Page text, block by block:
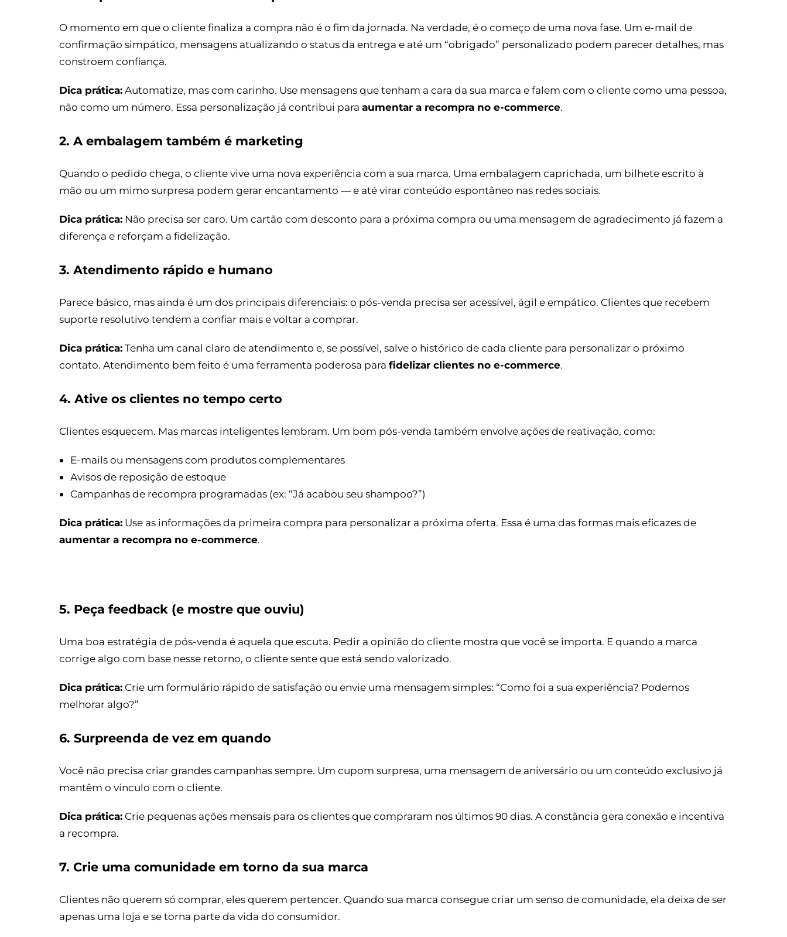
O momento em que o cliente finaliza a compra não é o fim da jornada. Na verdade, é o começo de uma nova fase. Um e-mail de
confirmação simpático, mensagens atualizando o status da entrega e até um “obrigado” personalizado podem parecer detalhes, mas
constroem confiança.
Dica prática:Automatize, mas com carinho. Use mensagens que tenham a cara da sua marca e falem com o cliente como uma pessoa,
não como um número. Essa personalização já contribui para aumentar a recompra no e-commerce.
2. A embalagem também é marketing
Quando o pedido chega, o cliente vive uma nova experiência com a sua marca. Uma embalagem caprichada, um bilhete escrito à
mão ou um mimo surpresa podem gerar encantamento — e até virar conteúdo espontâneo nas redes sociais.
Dica prática: Não precisa ser caro. Um cartão com desconto para a próxima compra ou uma mensagem de agradecimento já fazem a
diferença e reforçam a fidelização.
3. Atendimento rápido e humano
Parece básico, mas ainda é um dos principais diferenciais: o pós-venda precisa ser acessível, ágil e empático. Clientes que recebem
suporte resolutivo tendem a confiar mais e voltar a comprar.
Dica prática:Tenha um canal claro de atendimento e, se possível, salve o histórico de cada cliente para personalizar o próximo
contato. Atendimento bem feito é uma ferramenta poderosa para fidelizar clientes no e-commerce.
4. Ative os clientes no tempo certo
Clientes esquecem. Mas marcas inteligentes lembram. Um bom pós-venda também envolve ações de reativação, como:
E-mails ou mensagens com produtos complementares
Avisos de reposição de estoque
Campanhas de recompra programadas (ex: “Já acabou seu shampoo?”)
Dica prática: Use as informações da primeira compra para personalizar a próxima oferta. Essa é uma das formas mais eficazes de
aumentar a recompra no e-commerce.
5. Peça feedback (e mostre que ouviu)
Uma boa estratégia de pós-venda é aquela que escuta. Pedir a opinião do cliente mostra que você se importa. E quando a marca
corrige algo com base nesse retorno, o cliente sente que está sendo valorizado.
Dica prática: Crie um formulário rápido de satisfação ou envie uma mensagem simples: “Como foi a sua experiência? Podemos
melhorar algo?”
6. Surpreenda de vez em quando
Você não precisa criar grandes campanhas sempre. Um cupom surpresa, uma mensagem de aniversário ou um conteúdo exclusivo já
mantêm o vínculo com o cliente.
Dica prática: Crie pequenas ações mensais para os clientes que compraram nos últimos 90 dias. A constância gera conexão e incentiva
a recompra.
7. Crie uma comunidade em torno da sua marca
Clientes não querem só comprar, eles querem pertencer. Quando sua marca consegue criar um senso de comunidade, ela deixa de ser
apenas uma loja e se torna parte da vida do consumidor.